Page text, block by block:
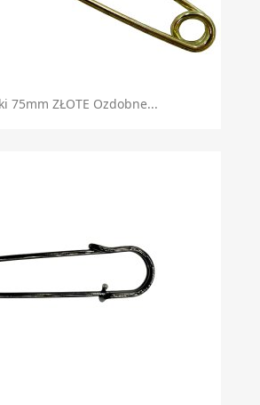
75mm ZŁOTE Ozdobne...